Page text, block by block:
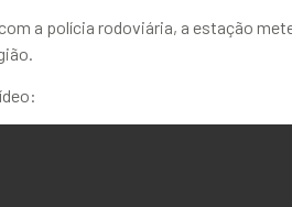
a polícia rodoviária, a estação